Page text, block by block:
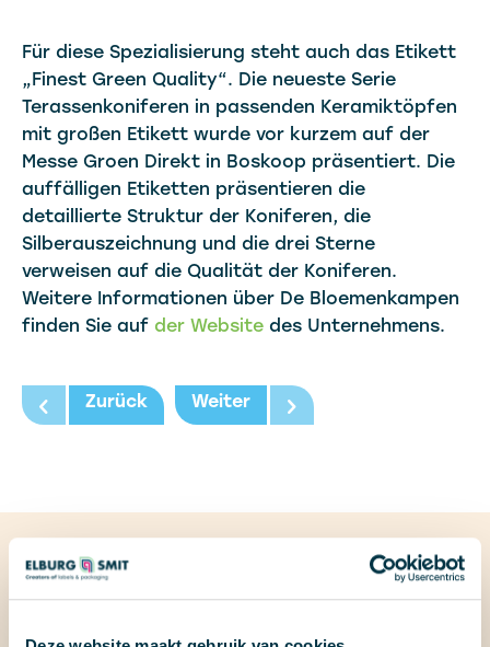
Für diese Spezialisierung steht auch das Etikett
„Finest Green Quality“. Die neueste Serie
Terassenkoniferen in passenden Keramiktöpfen
mit großen Etikett wurde vor kurzem auf der
Messe Groen Direkt in Boskoop präsentiert. Die
auffälligen Etiketten präsentieren die
detaillierte Struktur der Koniferen, die
Silberauszeichnung und die drei Sterne
verweisen auf die Qualität der Koniferen.
Weitere Informationen über De Bloemenkampen
finden Sie auf der Website des Unternehmens.
Zurück Weiter
Portfolio